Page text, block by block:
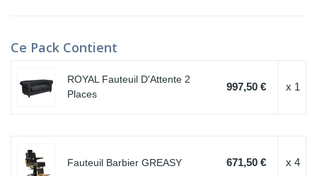
Ce Pack Contient
ROYAL Fauteuil D'Attente 2
Places
997,50 € x 1
Fauteuil Barbier GREASY 671,50 € x 4